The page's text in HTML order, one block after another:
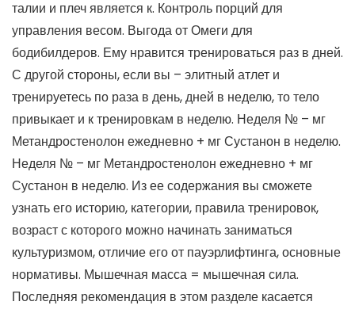
талии и плеч является к. Контроль порций для
управления весом. Выгода от Омеги для
бодибилдеров. Ему нравится тренироваться раз в дней.
С другой стороны, если вы – элитный атлет и
тренируетесь по раза в день, дней в неделю, то тело
привыкает и к тренировкам в неделю. Неделя № – мг
Метандростенолон ежедневно + мг Сустанон в неделю.
Неделя № – мг Метандростенолон ежедневно + мг
Сустанон в неделю. Из ее содержания вы сможете
узнать его историю, категории, правила тренировок,
возраст с которого можно начинать заниматься
культуризмом, отличие его от пауэрлифтинга, основные
нормативы. Мышечная масса = мышечная сила.
Последняя рекомендация в этом разделе касается